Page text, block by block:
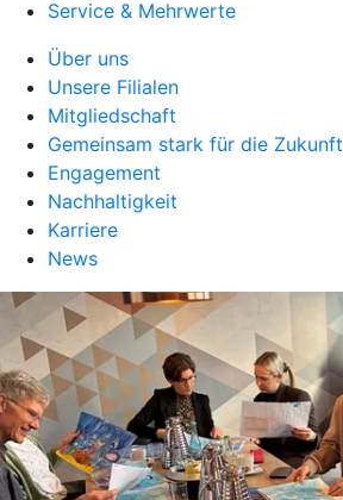
Service & Mehrwerte
Über uns
Unsere Filialen
Mitgliedschaft
Gemeinsam stark für die Zukunft
Engagement
Nachhaltigkeit
Karriere
News